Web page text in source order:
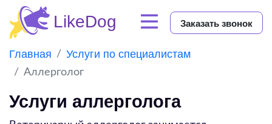
Заказать звонок
Главная Услуги по специалистам
Аллерголог
Услуги аллерголога